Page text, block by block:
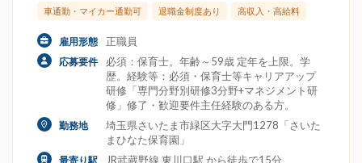
車通勤・マイカー通勤可 退職金制度あり 高収入・高給料
雇用形態 正職員
応募要件
必須：保育士。年齢～59歳 定年を上限。学
歴。経験等：必須・保育士等キャリアアップ
研修「専門分野別研修3分野+マネジメント研
修」修了・歓迎要件主任経験のある方。
勤務地
埼玉県さいたま市緑区大字大門1278「さいた
まひなた保育園」
最寄り駅 JR武蔵野線 東川口駅 から徒歩で15分